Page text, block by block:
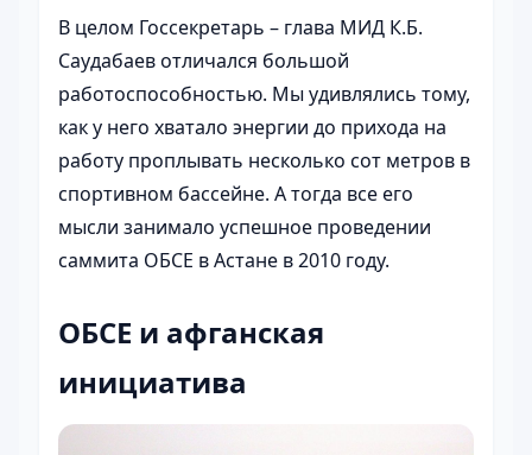
В целом Госсекретарь – глава МИД К.Б.
Саудабаев отличался большой
работоспособностью. Мы удивлялись тому,
как у него хватало энергии до прихода на
работу проплывать несколько сот метров в
спортивном бассейне. А тогда все его
мысли занимало успешное проведении
саммита ОБСЕ в Астане в 2010 году.
ОБСЕ и афганская
инициатива